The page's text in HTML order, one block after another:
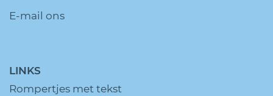
E-mail ons
LINKS
Rompertjes met tekst